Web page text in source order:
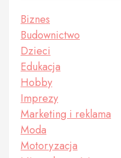
Biznes
Budownictwo
Dzieci
Edukacja
Hobby
Imprezy
Marketing i reklama
Moda
Motoryzacja